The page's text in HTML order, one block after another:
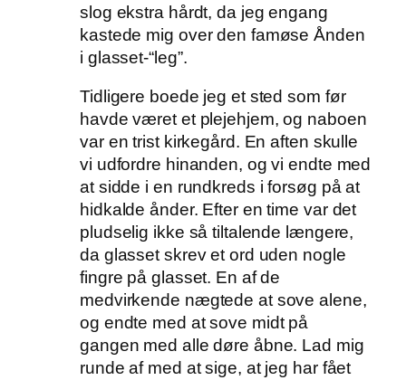
slog ekstra hårdt, da jeg engang
kastede mig over den famøse Ånden
i glasset-“leg”.
Tidligere boede jeg et sted som før
havde været et plejehjem, og naboen
var en trist kirkegård. En aften skulle
vi udfordre hinanden, og vi endte med
at sidde i en rundkreds i forsøg på at
hidkalde ånder. Efter en time var det
pludselig ikke så tiltalende længere,
da glasset skrev et ord uden nogle
fingre på glasset. En af de
medvirkende nægtede at sove alene,
og endte med at sove midt på
gangen med alle døre åbne. Lad mig
runde af med at sige, at jeg har fået